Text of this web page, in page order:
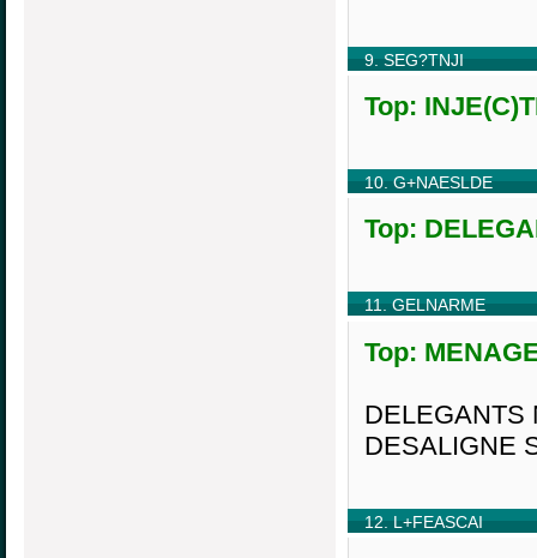
9. SEG?TNJI
Top:
10. G+NAESLDE
Top:
11. GELNARME
Top:
DELEGANTS
DESALIGNE
12. L+FEASCAI